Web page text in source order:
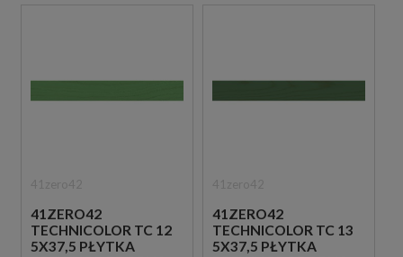
41ZERO42
TECHNICOLOR TC 12
5X37,5 PŁYTKA
41ZERO42
TECHNICOLOR TC 13
5X37,5 PŁYTKA